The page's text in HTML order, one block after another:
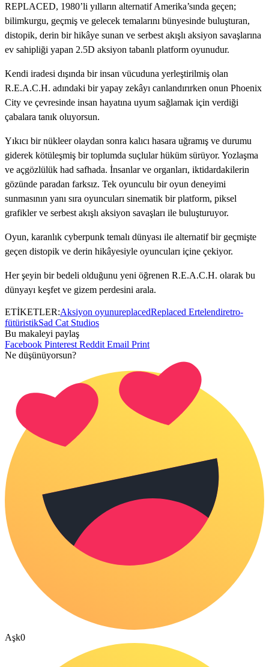
REPLACED, 1980’li yılların alternatif Amerika’sında geçen;
bilimkurgu, geçmiş ve gelecek temalarını bünyesinde buluşturan,
distopik, derin bir hikâye sunan ve serbest akışlı aksiyon savaşlarına
ev sahipliği yapan 2.5D aksiyon tabanlı platform oyunudur.
Kendi iradesi dışında bir insan vücuduna yerleştirilmiş olan
R.E.A.C.H. adındaki bir yapay zekâyı canlandırırken onun Phoenix
City ve çevresinde insan hayatına uyum sağlamak için verdiği
çabalara tanık oluyorsun.
Yıkıcı bir nükleer olaydan sonra kalıcı hasara uğramış ve durumu
giderek kötüleşmiş bir toplumda suçlular hüküm sürüyor. Yozlaşma
ve açgözlülük had safhada. İnsanlar ve organları, iktidardakilerin
gözünde paradan farksız. Tek oyunculu bir oyun deneyimi
sunmasının yanı sıra oyuncuları sinematik bir platform, piksel
grafikler ve serbest akışlı aksiyon savaşları ile buluşturuyor.
Oyun, karanlık cyberpunk temalı dünyası ile alternatif bir geçmişte
geçen distopik ve derin hikâyesiyle oyuncuları içine çekiyor.
Her şeyin bir bedeli olduğunu yeni öğrenen R.E.A.C.H. olarak bu
dünyayı keşfet ve gizem perdesini arala.
ETİKETLER:Aksiyon oyunureplacedReplaced Ertelendiretro-
fütüristikSad Cat Studios
Bu makaleyi paylaş
Facebook Pinterest Reddit Email Print
Ne düşünüyorsun?
Aşk0